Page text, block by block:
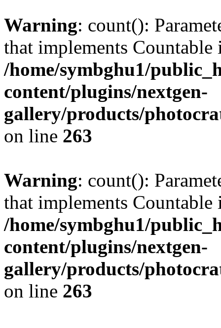
Warning: count():
that implements Countable
/home/symbghu1/
content/plugins/nextgen-
gallery/products/
on line 263
Warning: count():
that implements Countable
/home/symbghu1/
content/plugins/nextgen-
gallery/products/
on line 263